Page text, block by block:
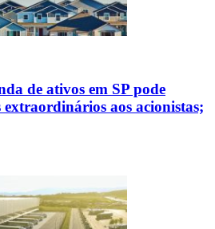
de ativos em SP pode
aos acionistas;